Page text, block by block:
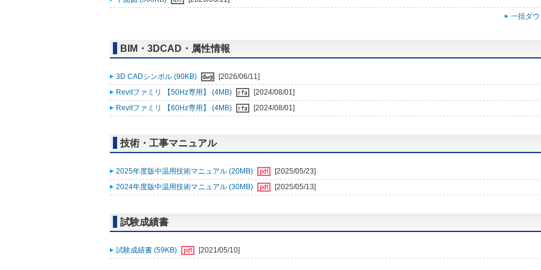
一括ダ
BIM・3DCAD・属性情報
3D CADシンボル (90KB)
[2026/06/11]
Revitファミリ 【50Hz専用】 (4MB)
[2024/08/01]
Revitファミリ 【60Hz専用】 (4MB)
[2024/08/01]
技術・工事マニュアル
2025年度版中温用技術マニュアル (20MB)
[2025/05/23]
2024年度版中温用技術マニュアル (30MB)
[2025/05/13]
試験成績書
試験成績書 (59KB) [2021/05/10]